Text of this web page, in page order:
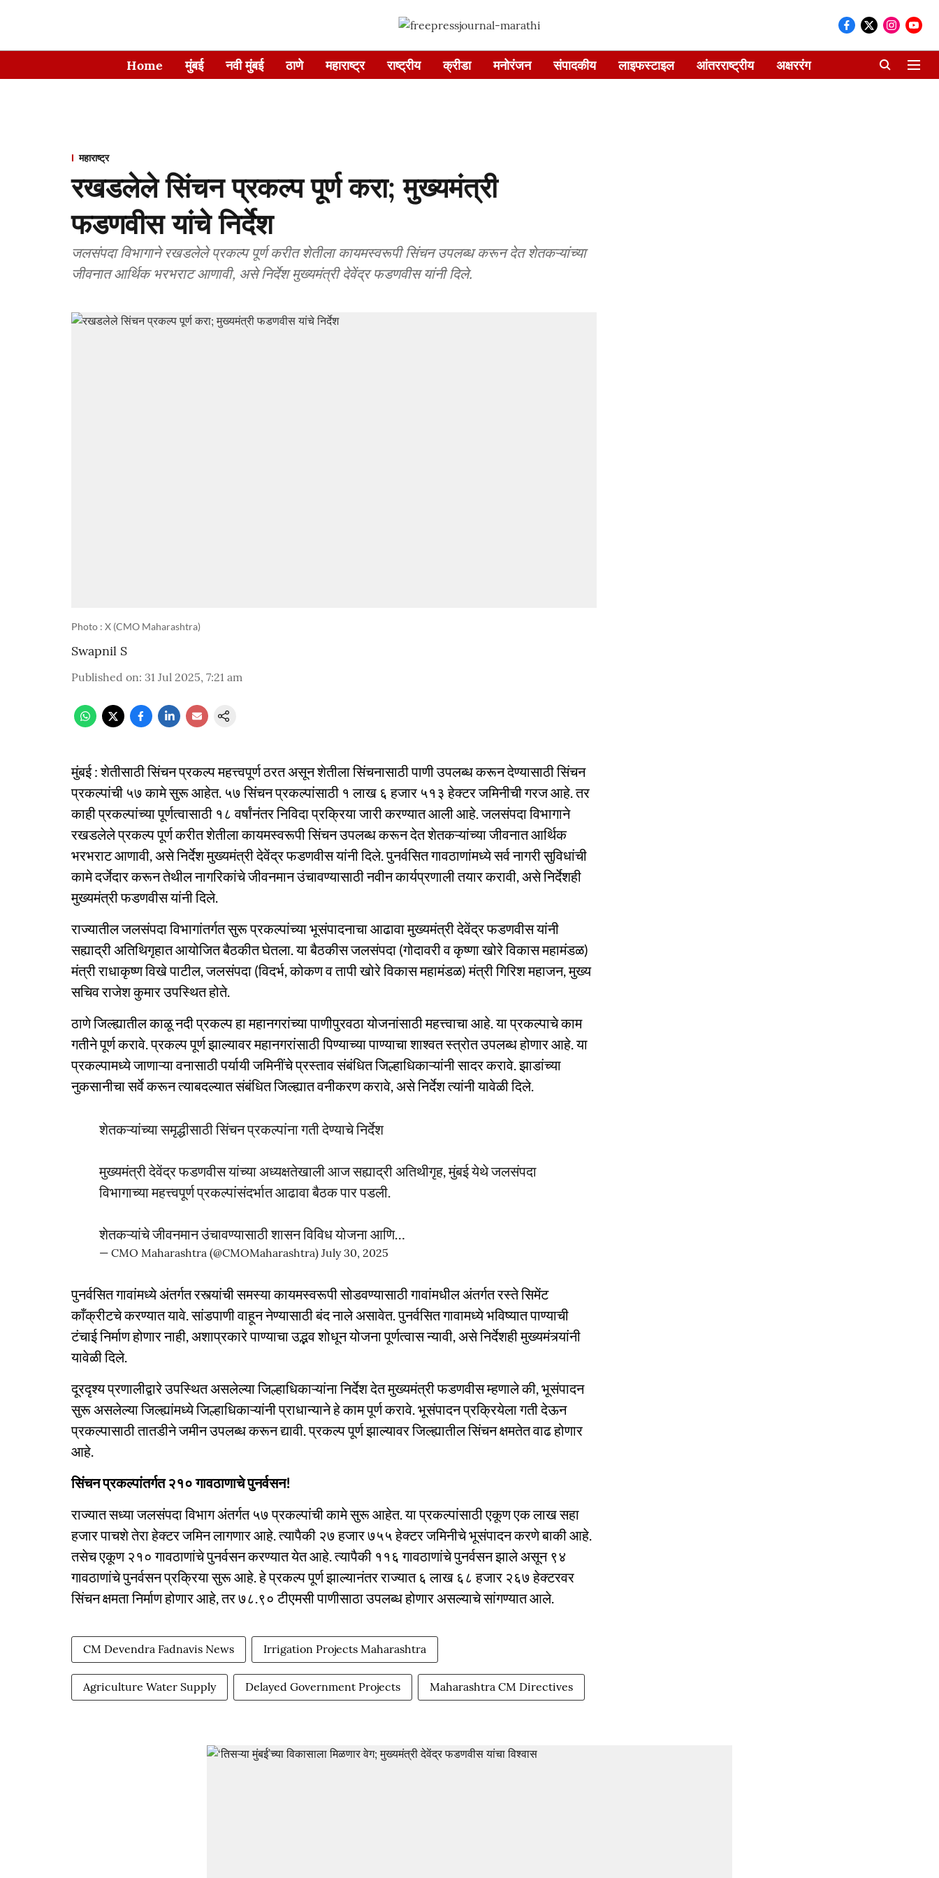
Home मुंबई नवी मुंबई ठाणे महाराष्ट्र राष्ट्रीय क्रीडा मनोरंजन संपादकीय लाइफस्टाइल आंतरराष्ट्रीय अक्षररंग
महाराष्ट्र
रखडलेले सिंचन प्रकल्प पूर्ण करा; मुख्यमंत्री
फडणवीस यांचे निर्देश
जलसंपदा विभागाने रखडलेले प्रकल्प पूर्ण करीत शेतीला कायमस्वरूपी सिंचन उपलब्ध करून देत शेतकऱ्यांच्या
जीवनात आर्थिक भरभराट आणावी, असे निर्देश मुख्यमंत्री देवेंद्र फडणवीस यांनी दिले.
Photo : X (CMO Maharashtra)
Swapnil S
Published on: 31 Jul 2025, 7:21 am
मुंबई : शेतीसाठी सिंचन प्रकल्प महत्त्वपूर्ण ठरत असून शेतीला सिंचनासाठी पाणी उपलब्ध करून देण्यासाठी सिंचन
प्रकल्पांची ५७ कामे सुरू आहेत. ५७ सिंचन प्रकल्पांसाठी १ लाख ६ हजार ५१३ हेक्टर जमिनीची गरज आहे. तर
काही प्रकल्पांच्या पूर्णत्वासाठी १८ वर्षांनंतर निविदा प्रक्रिया जारी करण्यात आली आहे. जलसंपदा विभागाने
रखडलेले प्रकल्प पूर्ण करीत शेतीला कायमस्वरूपी सिंचन उपलब्ध करून देत शेतकऱ्यांच्या जीवनात आर्थिक
भरभराट आणावी, असे निर्देश मुख्यमंत्री देवेंद्र फडणवीस यांनी दिले. पुनर्वसित गावठाणांमध्ये सर्व नागरी सुविधांची
कामे दर्जेदार करून तेथील नागरिकांचे जीवनमान उंचावण्यासाठी नवीन कार्यप्रणाली तयार करावी, असे निर्देशही
मुख्यमंत्री फडणवीस यांनी दिले.
राज्यातील जलसंपदा विभागांतर्गत सुरू प्रकल्पांच्या भूसंपादनाचा आढावा मुख्यमंत्री देवेंद्र फडणवीस यांनी
सह्याद्री अतिथिगृहात आयोजित बैठकीत घेतला. या बैठकीस जलसंपदा (गोदावरी व कृष्णा खोरे विकास महामंडळ)
मंत्री राधाकृष्ण विखे पाटील, जलसंपदा (विदर्भ, कोकण व तापी खोरे विकास महामंडळ) मंत्री गिरिश महाजन, मुख्य
सचिव राजेश कुमार उपस्थित होते.
ठाणे जिल्ह्यातील काळू नदी प्रकल्प हा महानगरांच्या पाणीपुरवठा योजनांसाठी महत्त्वाचा आहे. या प्रकल्पाचे काम
गतीने पूर्ण करावे. प्रकल्प पूर्ण झाल्यावर महानगरांसाठी पिण्याच्या पाण्याचा शाश्वत स्त्रोत उपलब्ध होणार आहे. या
प्रकल्पामध्ये जाणाऱ्या वनासाठी पर्यायी जमिनींचे प्रस्ताव संबंधित जिल्हाधिकाऱ्यांनी सादर करावे. झाडांच्या
नुकसानीचा सर्वे करून त्याबदल्यात संबंधित जिल्ह्यात वनीकरण करावे, असे निर्देश त्यांनी यावेळी दिले.
शेतकऱ्यांच्या समृद्धीसाठी सिंचन प्रकल्पांना गती देण्याचे निर्देश
मुख्यमंत्री देवेंद्र फडणवीस यांच्या अध्यक्षतेखाली आज सह्याद्री अतिथीगृह, मुंबई येथे जलसंपदा
विभागाच्या महत्त्वपूर्ण प्रकल्पांसंदर्भात आढावा बैठक पार पडली.
शेतकऱ्यांचे जीवनमान उंचावण्यासाठी शासन विविध योजना आणि…
— CMO Maharashtra (@CMOMaharashtra) July 30, 2025
पुनर्वसित गावांमध्ये अंतर्गत रस्त्यांची समस्या कायमस्वरूपी सोडवण्यासाठी गावांमधील अंतर्गत रस्ते सिमेंट
काँक्रीटचे करण्यात यावे. सांडपाणी वाहून नेण्यासाठी बंद नाले असावेत. पुनर्वसित गावामध्ये भविष्यात पाण्याची
टंचाई निर्माण होणार नाही, अशाप्रकारे पाण्याचा उद्भव शोधून योजना पूर्णत्वास न्यावी, असे निर्देशही मुख्यमंत्र्यांनी
यावेळी दिले.
दूरदृश्य प्रणालीद्वारे उपस्थित असलेल्या जिल्हाधिकाऱ्यांना निर्देश देत मुख्यमंत्री फडणवीस म्हणाले की, भूसंपादन
सुरू असलेल्या जिल्ह्यांमध्ये जिल्हाधिकाऱ्यांनी प्राधान्याने हे काम पूर्ण करावे. भूसंपादन प्रक्रियेला गती देऊन
प्रकल्पासाठी तातडीने जमीन उपलब्ध करून द्यावी. प्रकल्प पूर्ण झाल्यावर जिल्ह्यातील सिंचन क्षमतेत वाढ होणार
आहे.
सिंचन प्रकल्पांतर्गत २१० गावठाणाचे पुनर्वसन!
राज्यात सध्या जलसंपदा विभाग अंतर्गत ५७ प्रकल्पांची कामे सुरू आहेत. या प्रकल्पांसाठी एकूण एक लाख सहा
हजार पाचशे तेरा हेक्टर जमिन लागणार आहे. त्यापैकी २७ हजार ७५५ हेक्टर जमिनीचे भूसंपादन करणे बाकी आहे.
तसेच एकूण २१० गावठाणांचे पुनर्वसन करण्यात येत आहे. त्यापैकी ११६ गावठाणांचे पुनर्वसन झाले असून ९४
गावठाणांचे पुनर्वसन प्रक्रिया सुरू आहे. हे प्रकल्प पूर्ण झाल्यानंतर राज्यात ६ लाख ६८ हजार २६७ हेक्टरवर
सिंचन क्षमता निर्माण होणार आहे, तर ७८.९० टीएमसी पाणीसाठा उपलब्ध होणार असल्याचे सांगण्यात आले.
CM Devendra Fadnavis News Irrigation Projects Maharashtra
Agriculture Water Supply Delayed Government Projects Maharashtra CM Directives